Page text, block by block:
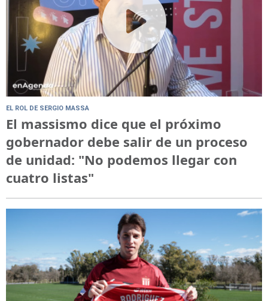
EL ROL DE SERGIO MASSA
El massismo dice que el próximo
gobernador debe salir de un proceso
de unidad: "No podemos llegar con
cuatro listas"